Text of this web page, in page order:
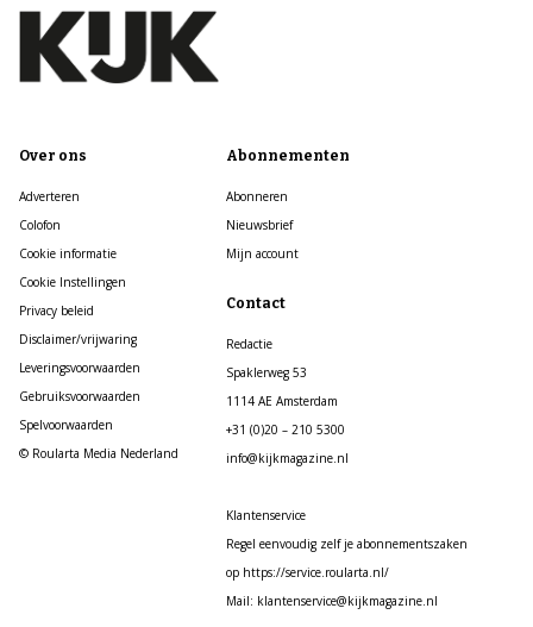
Over ons
Adverteren
Colofon
Cookie informatie
Cookie Instellingen
Privacy beleid
Disclaimer/vrijwaring
Leveringsvoorwaarden
Gebruiksvoorwaarden
Spelvoorwaarden
© Roularta Media Nederland
Abonnementen
Abonneren
Nieuwsbrief
Mijn account
Contact
Redactie
Spaklerweg 53
1114 AE Amsterdam
+31 (0)20 – 210 5300
info@kijkmagazine.nl
Klantenservice
Regel eenvoudig zelf je abonnementszaken
op https://service.roularta.nl/
Mail: klantenservice@kijkmagazine.nl